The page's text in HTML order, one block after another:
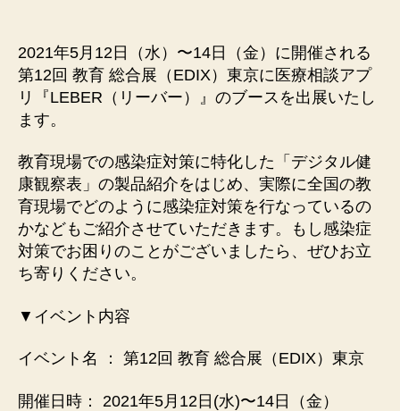
2021年5月12日（水）〜14日（金）に開催される
第12回 教育 総合展（EDIX）東京に医療相談アプ
リ『LEBER（リーバー）』のブースを出展いたし
ます。
教育現場での感染症対策に特化した「デジタル健
康観察表」の製品紹介をはじめ、実際に全国の教
育現場でどのように感染症対策を行なっているの
かなどもご紹介させていただきます。もし感染症
対策でお困りのことがございましたら、ぜひお立
ち寄りください。
▼イベント内容
イベント名 ： 第12回 教育 総合展（EDIX）東京
開催日時： 2021年5月12日(水)〜14日（金）